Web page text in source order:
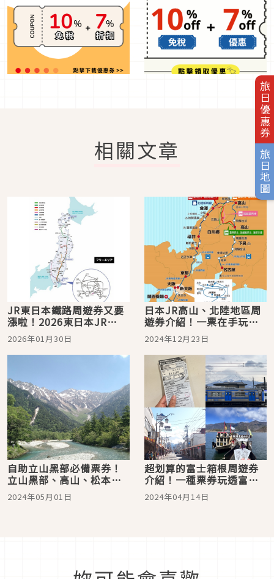
旅日優惠券
旅日地圖
相關文章
JR東日本鐵路周遊券又要
漲啦！2026東日本JR
PASS最新價格
2026年01月30日
日本JR高山、北陸地區周
遊券介紹！一票在手玩遍
白川鄉、富山、金澤
2024年12月23日
自助立山黑部必備票券！
立山黑部、高山、松本地
區周遊券使用方式＆景點
推薦
2024年05月01日
超划算的富士箱根周遊券
介紹！一種票券玩透富士
五湖＆箱根地區
2024年04月14日